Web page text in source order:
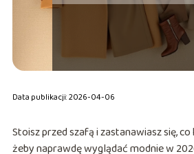
Data publikacji: 2026-04-06
Stoisz przed szafą i zastanawiasz się,
żeby naprawdę wyglądać modnie w